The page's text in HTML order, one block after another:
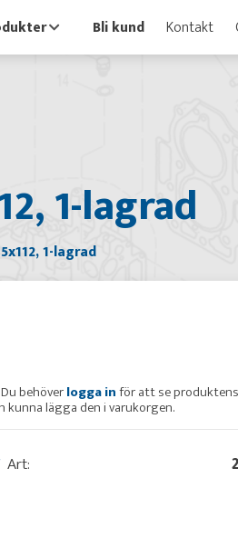
Bli kund Kontakt
1-lagrad
1-lagrad
Du behöverlogga inför att se
kunna lägga den i varukorgen.
Art: